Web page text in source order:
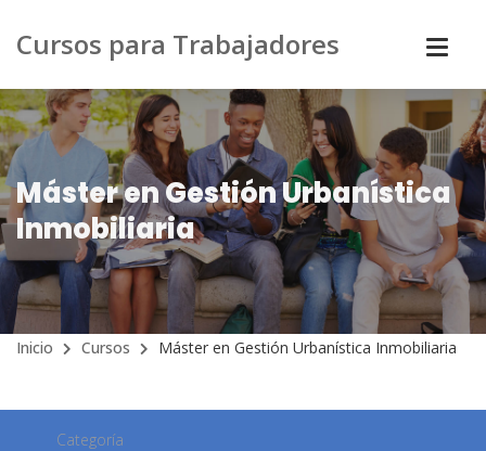
Cursos para Trabajadores
Máster en Gestión Urbanística
Inmobiliaria
Inicio Cursos Máster en Gestión Urbanística Inmobiliaria
Categoría